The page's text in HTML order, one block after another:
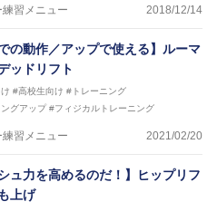
習メニュー 2018/12/14
での動作／アップで使える】ルーマ
ッドリフト
#高校生向け #トレーニング
グアップ #フィジカルトレーニング
習メニュー 2021/02/20
シュ力を高めるのだ！】ヒップリフ
上げ